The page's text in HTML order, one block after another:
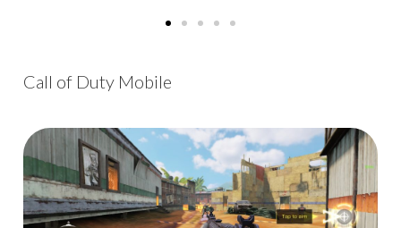
Call of Duty Mobile